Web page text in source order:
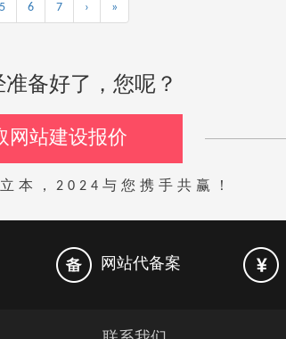
5 6 7 › »
备好了，您呢？
网站建设报价
本，2024与您携手共赢！
网站代备案